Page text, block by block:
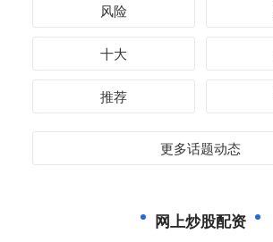
风险
十大
推荐
更多话题动态
网上炒股配资